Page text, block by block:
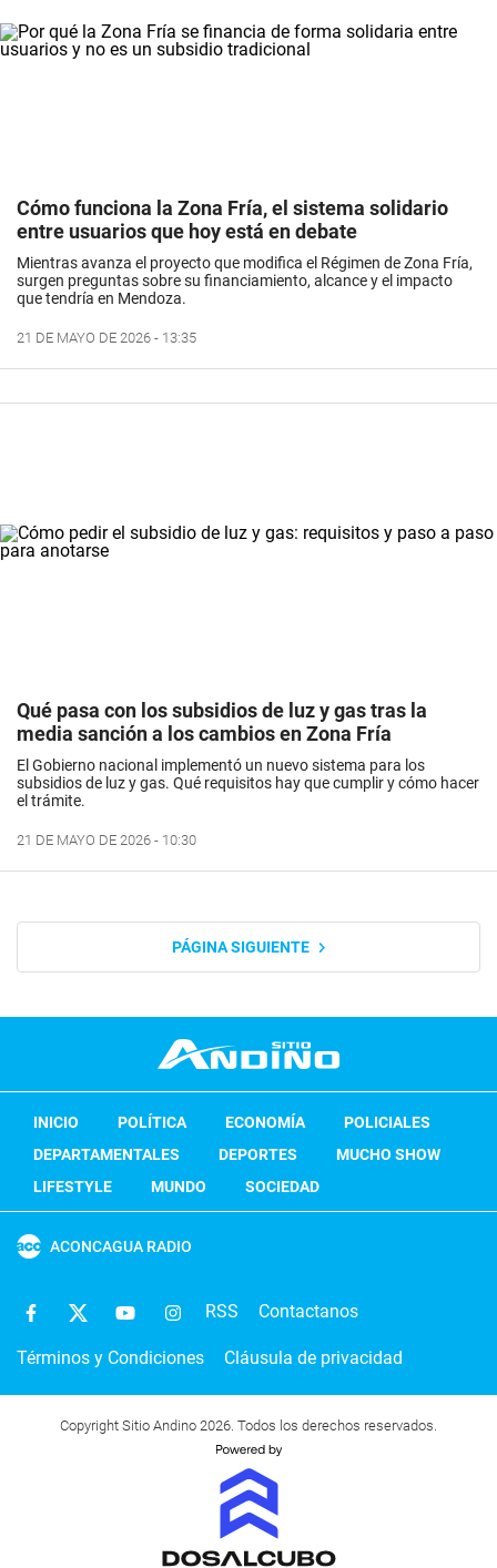
Cómo funciona la Zona Fría, el sistema solidario
entre usuarios que hoy está en debate
Mientras avanza el proyecto que modifica el Régimen de Zona Fría,
surgen preguntas sobre su financiamiento, alcance y el impacto
que tendría en Mendoza.
21 DE MAYO DE 2026 - 13:35
Qué pasa con los subsidios de luz y gas tras la
media sanción a los cambios en Zona Fría
El Gobierno nacional implementó un nuevo sistema para los
subsidios de luz y gas. Qué requisitos hay que cumplir y cómo hacer
el trámite.
21 DE MAYO DE 2026 - 10:30
PÁGINA SIGUIENTE
INICIO POLÍTICA ECONOMÍA
POLICIALES
DEPARTAMENTALES
DEPORTES
MUCHO SHOW
LIFESTYLE
MUNDO SOCIEDAD
ACONCAGUA RADIO
RSS Contactanos
Términos y Condiciones Cláusula de privacidad
Copyright Sitio Andino 2026. Todos los derechos reservados.